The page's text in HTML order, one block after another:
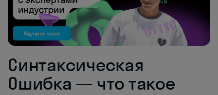
Синтаксическая
Ошибка — что такое
Skyeng Chat
online